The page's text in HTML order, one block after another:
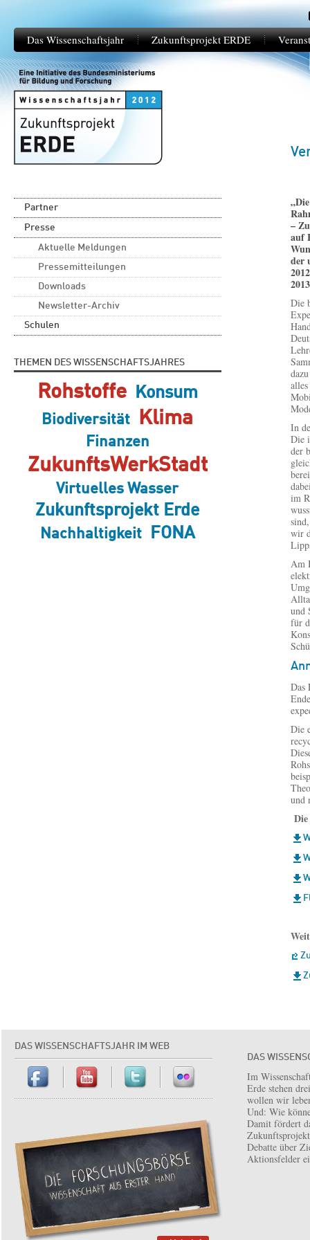
Das Wissenschaftsjahr Zukunftsprojekt ERDE
Partner
Presse
Aktuelle Meldungen
Pressemitteilungen
Downloads
Newsletter-Archiv
Schulen
THEMEN DES WISSENSCHAFTSJAHRES
Rohstoffe Konsum
Biodiversität Klima
Finanzen
ZukunftsWerkStadt
Virtuelles Wasser
Zukunftsprojekt Erde
Nachhaltigkeit FONA
–
auf
der
Die
In
Die
der
im
wir
Am
und
für
Das
Die
und
DAS WISSENSCHAFTSJAHR IM WEB
DAS
Im
Erde stehen
wollen wir
Und: Wie
Damit fördert
Debatte über
Aktionsfelder